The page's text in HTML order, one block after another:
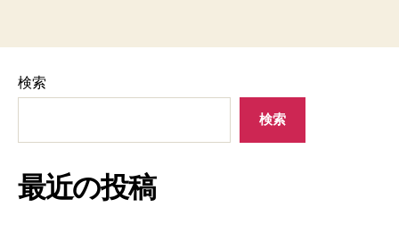
検索
検索
最近の投稿